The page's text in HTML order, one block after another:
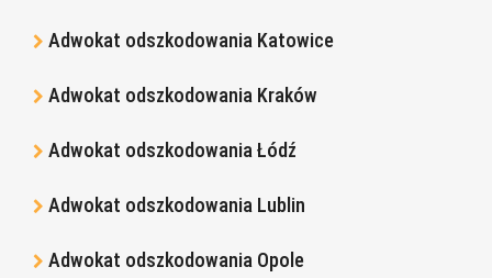
Adwokat odszkodowania Katowice
Adwokat odszkodowania Kraków
Adwokat odszkodowania Łódź
Adwokat odszkodowania Lublin
Adwokat odszkodowania Opole